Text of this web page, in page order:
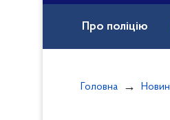
Про поліцію
Головна